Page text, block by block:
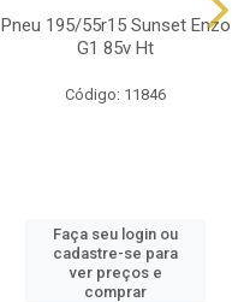
Pneu 195/55r15 Sunset Enzo
G1 85v Ht
Código: 11846
Faça seu login ou
cadastre-se para
ver preços e
comprar